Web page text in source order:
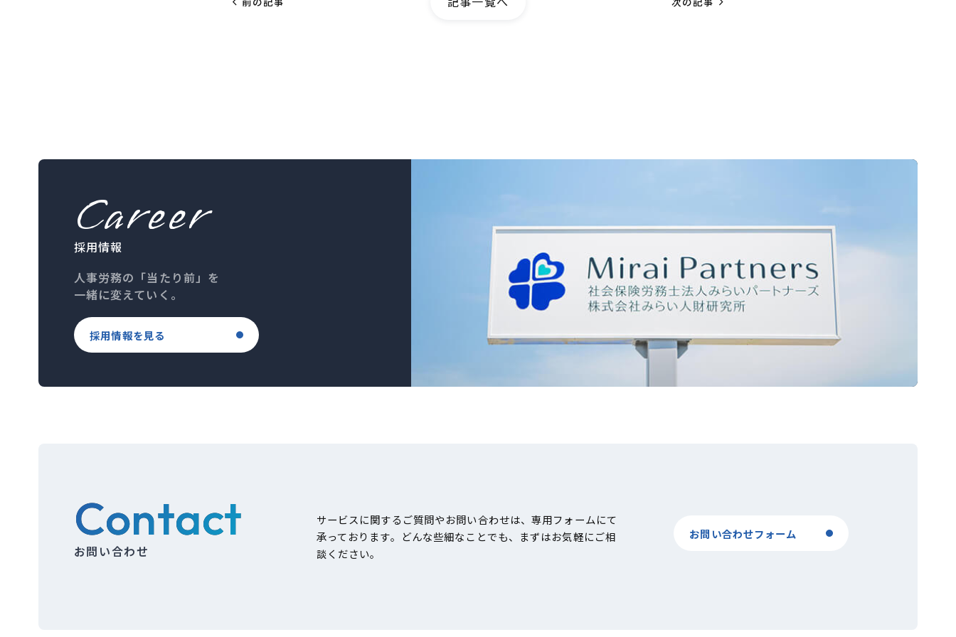
Career
採用情報
人事労務の「当たり前」を
一緒に変えていく。
採用情報を見る
Contact
お問い合わせ
サービスに関するご質問やお問い合わせは、専用フォームにて
承っております。どんな些細なことでも、まずはお気軽にご相
談ください。
お問い合わせフォーム